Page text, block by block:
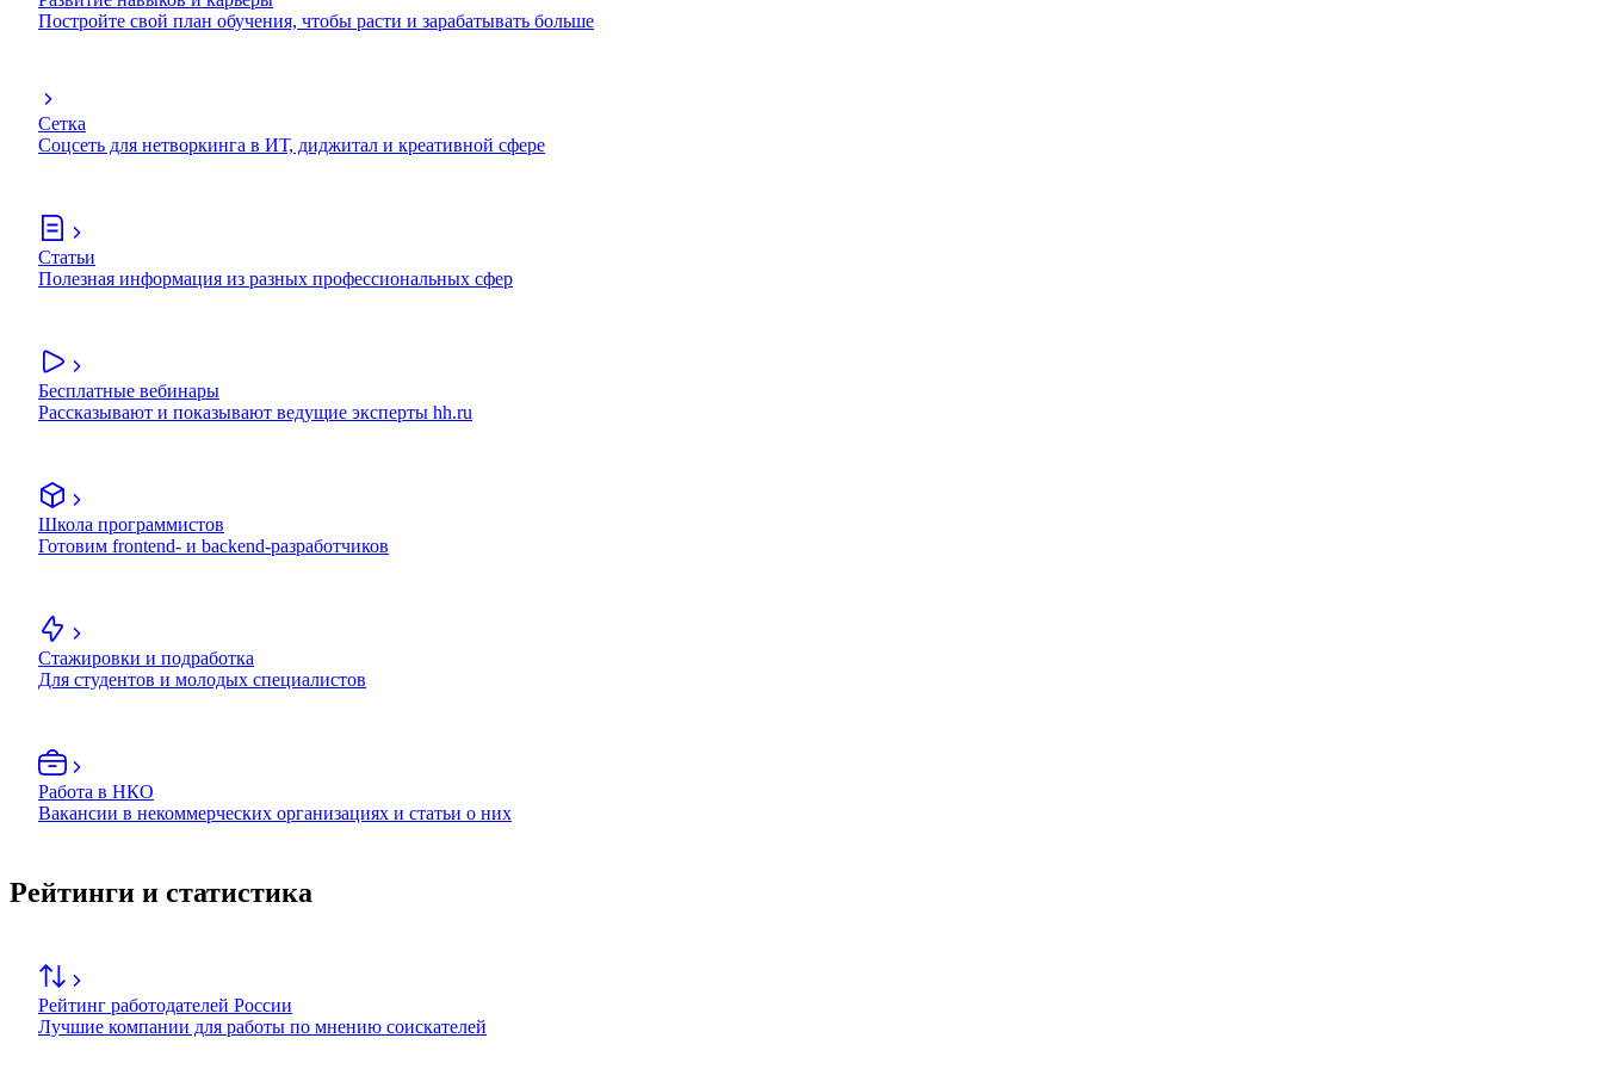
Постройте свой план обучения, чтобы расти и зарабатывать больше
Сетка
Соцсеть для нетворкинга в ИТ, диджитал и креативной сфере
Статьи
Полезная информация из разных профессиональных сфер
Бесплатные вебинары
Рассказывают и показывают ведущие эксперты hh.ru
Школа программистов
Готовим frontend- и backend-разработчиков
Стажировки и подработка
Для студентов и молодых специалистов
Работа в НКО
Вакансии в некоммерческих организациях и статьи о них
Рейтинги и статистика
Рейтинг работодателей России
Лучшие компании для работы по мнению соискателей